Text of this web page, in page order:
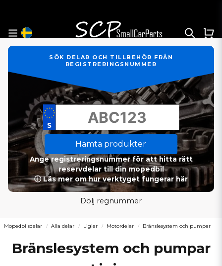
SÖK DELAR OCH TILLBEHÖR FRÅN
REGISTRERINGSNUMMER
Hämta produkter
Ange registreringsnummer för att hitta rätt
reservdelar till din mopedbil
ⓘ Läs mer om hur verktyget fungerar här
Dölj regnummer
Mopedbilsdelar Alla delar Ligier Motordelar Bränslesystem och pumpar
Bränslesystem och pumpar